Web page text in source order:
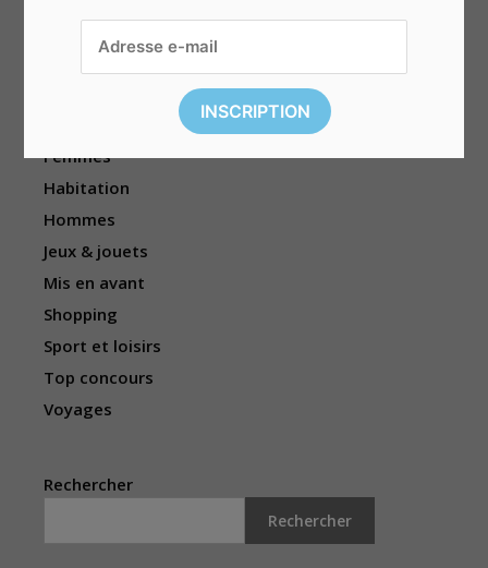
Femmes
Habitation
Hommes
Jeux & jouets
Mis en avant
Shopping
Sport et loisirs
Top concours
Voyages
Rechercher
Rechercher